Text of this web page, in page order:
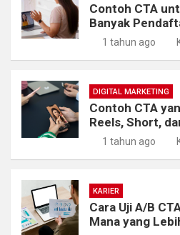
Contoh CTA
Banyak
1 tahun ago
DIGITAL MARKETING
Contoh CTA
Reels, Short,
1 tahun ago
KARIER
Cara Uji A/B
Mana yang